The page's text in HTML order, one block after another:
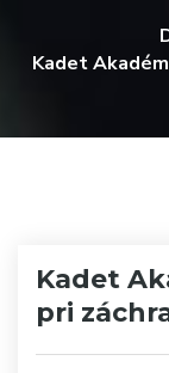
Kadet
Kadet
pri